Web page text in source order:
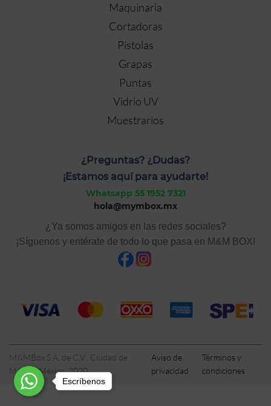
Maquinaria
Cortadoras
Pistolas
Grapas
Puntas
Vidrio UV
Muestrarios
¿Preguntas? ¿Dudas?
¡Estamos aquí para ayudarte!
Whatsapp 55 1952 7321
hola@mymbox.mx
¿Ya somos amigos en las redes sociales?
¡Síguenos y entérate de todo lo que pasa en M&M BOX!
M&MBox S.A. de C.V., Ciudad de
México, México, 2020
Aviso de
privacidad
Términos y
condiciones
Escríbenos